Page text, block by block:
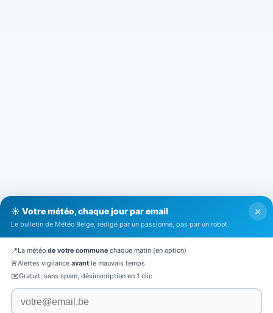
×
☀️ Votre météo, chaque jour par email
Le bulletin de Météo Belge, rédigé par un passionné, pas par un robot.
📍La météo de votre commune chaque matin (en option)
🚨Alertes vigilance avant le mauvais temps
✉️Gratuit, sans spam, désinscription en 1 clic